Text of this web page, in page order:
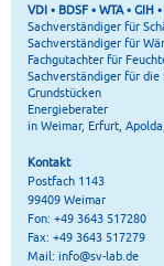
VDI • BDSF • WTA • GIH
Sachverständiger für
Sachverständiger für
Fachgutachter für
Sachverständiger für
Grundstücken
Energieberater
in Weimar, Erfurt,
Kontakt
Postfach 1143
99409 Weimar
Fon: +49 3643 517280
Fax: +49 3643 517279
Mail: info@sv-lab.de